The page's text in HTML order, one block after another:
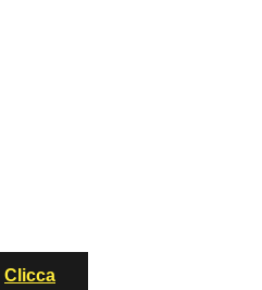
Clicca